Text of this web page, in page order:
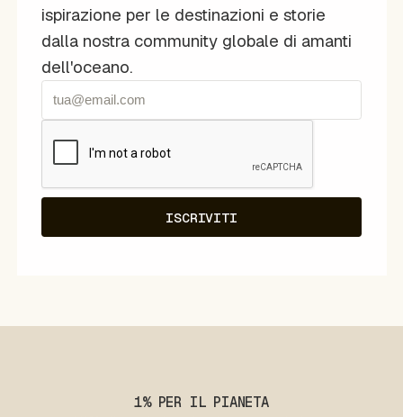
ispirazione per le destinazioni e storie
dalla nostra community globale di amanti
dell'oceano.
1% PER IL PIANETA